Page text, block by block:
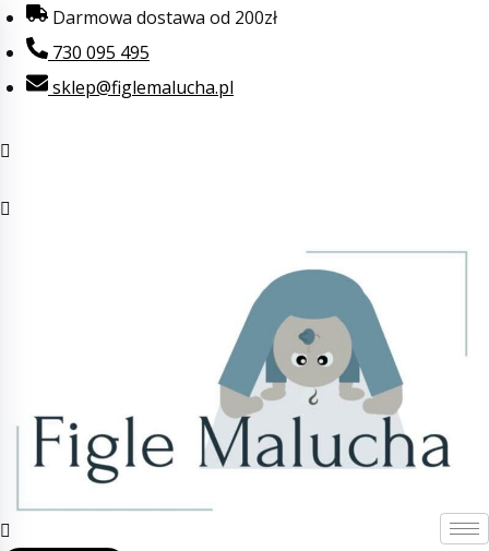
Przejdź
do
treści
Darmowa dostawa od 200zł
730 095 495
sklep@figlemalucha.pl